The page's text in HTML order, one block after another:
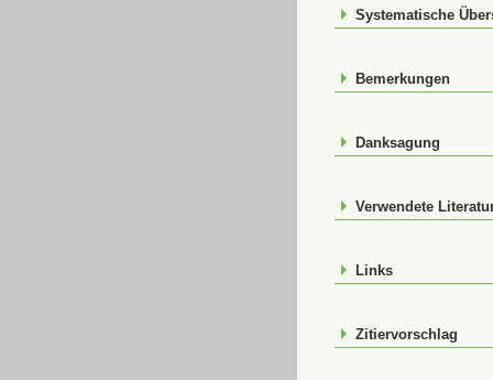
Systematische
Bemerkungen
Danksagung
Verwendete
Links
Zitiervorschlag